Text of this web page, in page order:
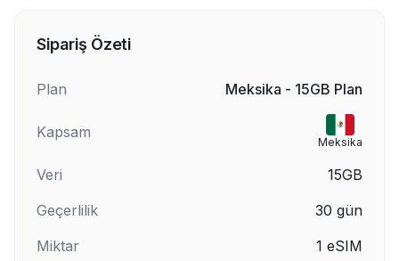
Sipariş Özeti
Plan Meksika - 15GB Plan
Kapsam
Meksika
Veri
15GB
Geçerlilik
30 gün
Miktar
1 eSIM